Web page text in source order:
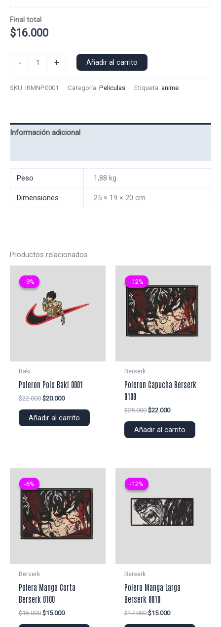
Final total
$16.000
-
Polo
+ Añadir al carrito
SKU: IRMNP0001 Categoría: Peliculas Etiqueta: anime
Información adicional
Peso 1,88 kg
Dimensiones 25 × 19 × 20 cm
Productos relacionados
-9%
-9%
Baki
Poleron Polo Baki 0001
$22.000 El
original
$20.000El
actual
Añadir al carrito
-12%
-12%
Berserk
Poleron Capucha Berserk
0100
$25.000 El
original
$22.000El
actual
Añadir al carrito
-6%
-6%
Berserk
Polera Manga Corta
Berserk 0100
$16.000 El
$15.000El
-12%
-12%
Berserk
Polera Manga Larga
Berserk 0010
$17.000 El
$15.000El